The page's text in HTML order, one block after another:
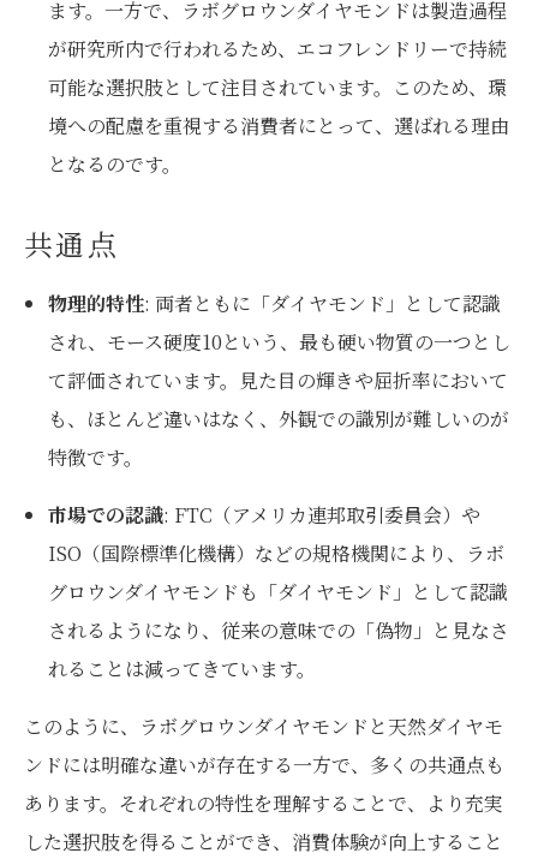
ます。一方で、ラボグロウンダイヤモンドは製造過程
が研究所内で行われるため、エコフレンドリーで持続
可能な選択肢として注目されています。このため、環
境への配慮を重視する消費者にとって、選ばれる理由
となるのです。
共通点
物理的特性: 両者ともに「ダイヤモンド」として認識
され、モース硬度10という、最も硬い物質の一つとし
て評価されています。見た目の輝きや屈折率において
も、ほとんど違いはなく、外観での識別が難しいのが
特徴です。
市場での認識: FTC（アメリカ連邦取引委員会）や
ISO（国際標準化機構）などの規格機関により、ラボ
グロウンダイヤモンドも「ダイヤモンド」として認識
されるようになり、従来の意味での「偽物」と見なさ
れることは減ってきています。
このように、ラボグロウンダイヤモンドと天然ダイヤモ
ンドには明確な違いが存在する一方で、多くの共通点も
あります。それぞれの特性を理解することで、より充実
した選択肢を得ることができ、消費体験が向上すること